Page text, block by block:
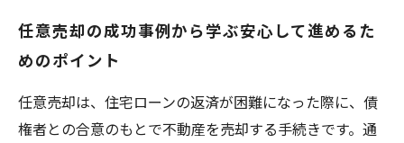
任意売却の成功事例から学ぶ安心して進めるた
めのポイント
任意売却は、住宅ローンの返済が困難になった際に、債
権者との合意のもとで不動産を売却する手続きです。通